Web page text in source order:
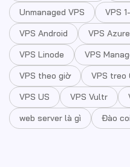
Unmanaged VPS
VPS
VPS Android
VPS Azure
VPS Linode
VPS
VPS theo giờ
VPS treo
VPS US
VPS Vultr
web server là gì
Đào